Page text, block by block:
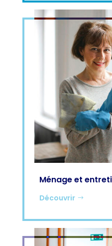
Ménage et
Découvrir